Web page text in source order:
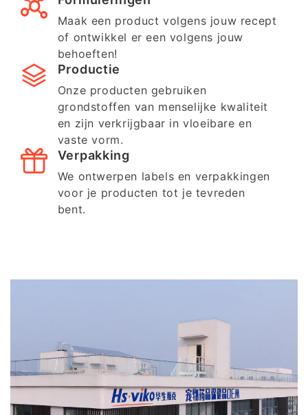
Maak een product volgens jouw recept
of ontwikkel er een volgens jouw
behoeften!
Productie
Onze producten gebruiken
grondstoffen van menselijke kwaliteit
en zijn verkrijgbaar in vloeibare en
vaste vorm.
Verpakking
We ontwerpen labels en verpakkingen
voor je producten tot je tevreden
bent.